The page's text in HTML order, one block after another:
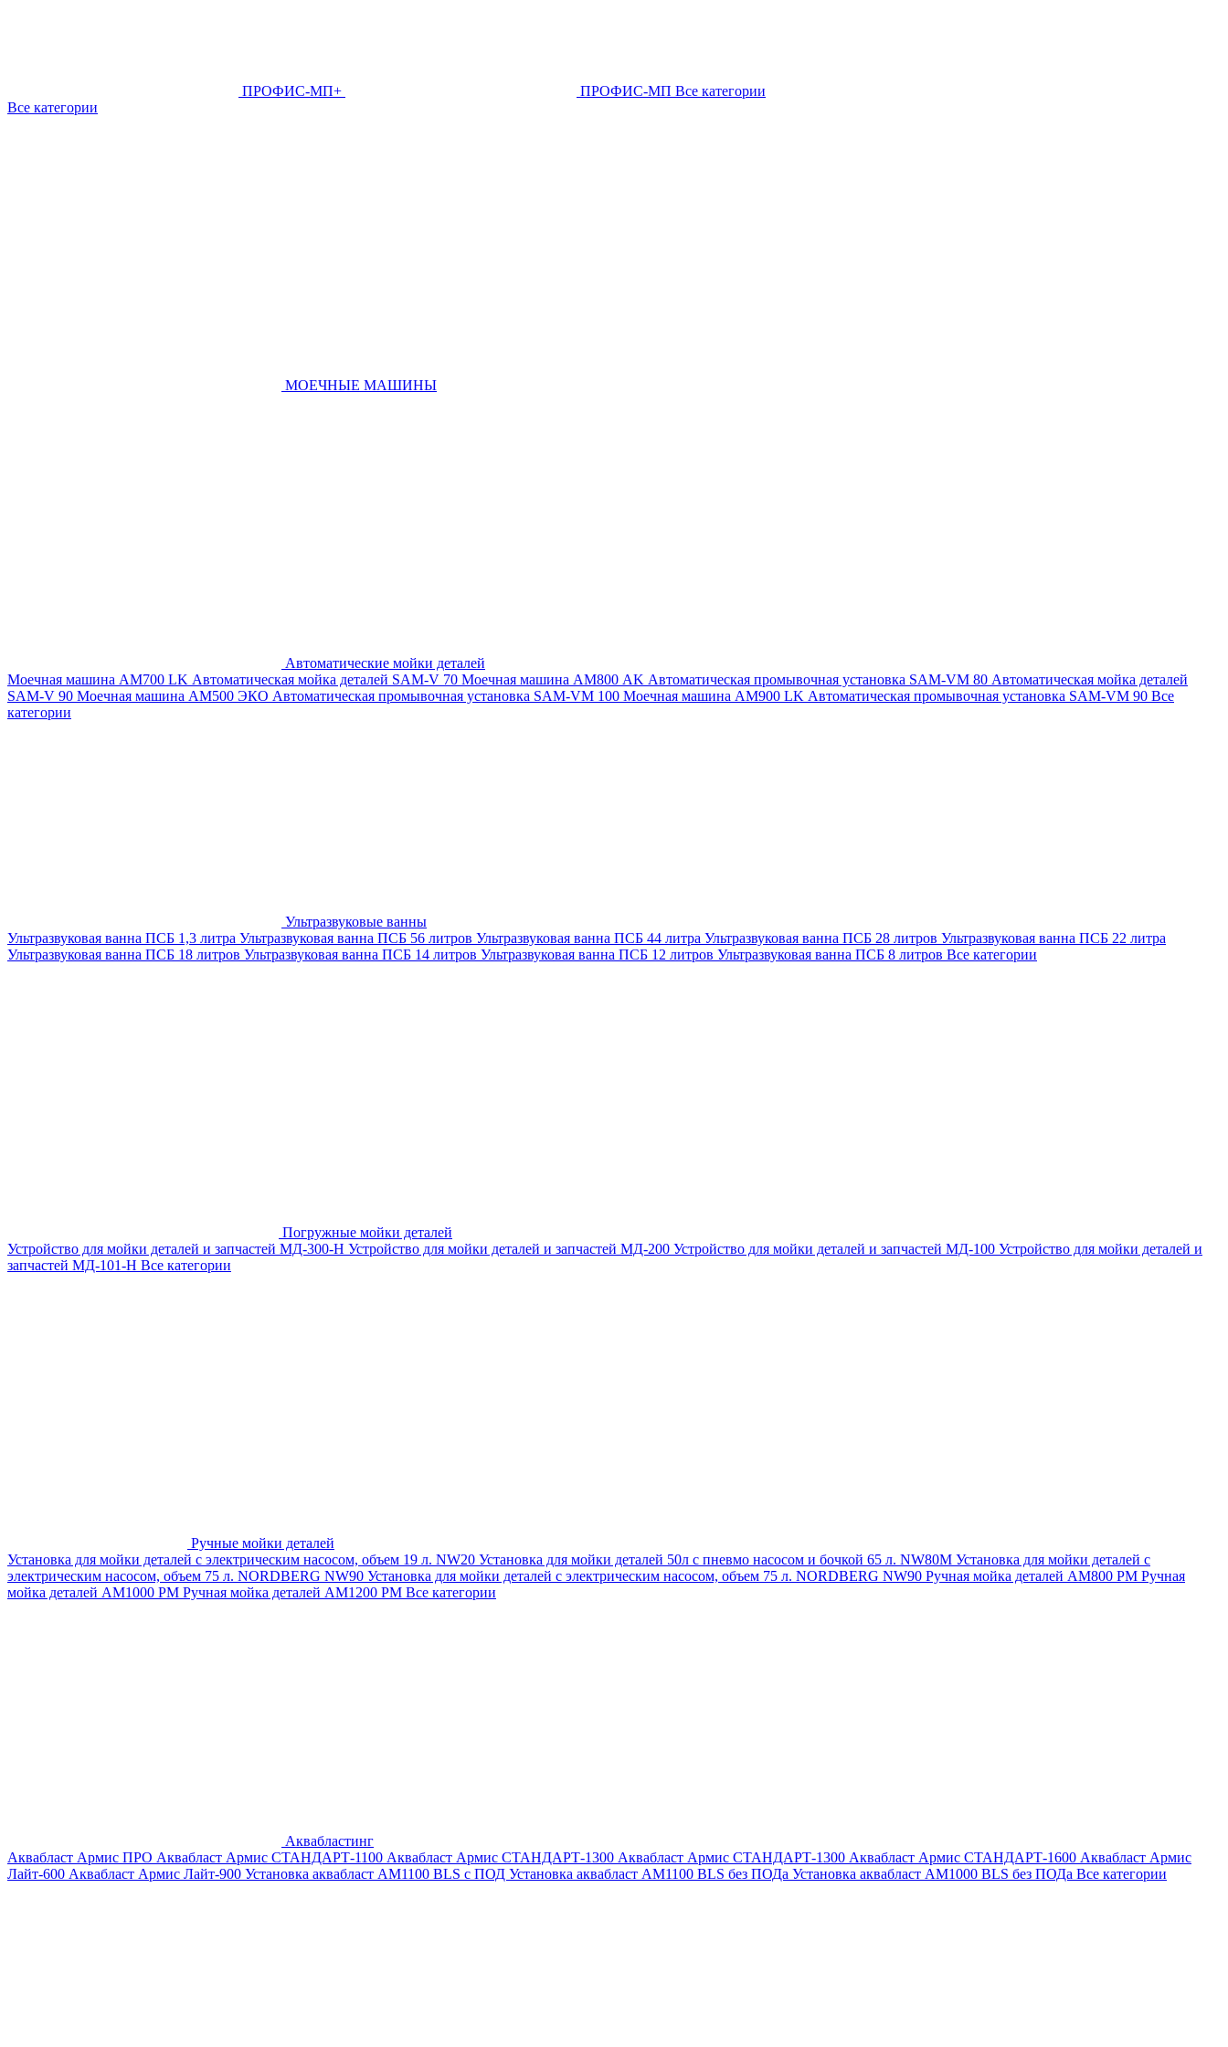
ПРОФИС-МП+ ПРОФИС-МП Все категории
Все категории
МОЕЧНЫЕ МАШИНЫ
Автоматические мойки деталей
Моечная машина AM700 LK Автоматическая мойка деталей SAM-V 70 Моечная машина АМ800 AK Автоматическая промывочная установка SAM-VM 80 Автоматическая мойка деталей
SAM-V 90 Моечная машина АМ500 ЭКО Автоматическая промывочная установка SAM-VM 100 Моечная машина AM900 LK Автоматическая промывочная установка SAM-VM 90 Все
категории
Ультразвуковые ванны
Ультразвуковая ванна ПСБ 1,3 литра Ультразвуковая ванна ПСБ 56 литров Ультразвуковая ванна ПСБ 44 литра Ультразвуковая ванна ПСБ 28 литров Ультразвуковая ванна ПСБ 22 литра
Ультразвуковая ванна ПСБ 18 литров Ультразвуковая ванна ПСБ 14 литров Ультразвуковая ванна ПСБ 12 литров Ультразвуковая ванна ПСБ 8 литров Все категории
Погружные мойки деталей
Устройство для мойки деталей и запчастей МД-300-H Устройство для мойки деталей и запчастей МД-200 Устройство для мойки деталей и запчастей МД-100 Устройство для мойки деталей и
запчастей МД-101-Н Все категории
Ручные мойки деталей
Установка для мойки деталей с электрическим насосом, объем 19 л. NW20 Установка для мойки деталей 50л с пневмо насосом и бочкой 65 л. NW80M Установка для мойки деталей с
электрическим насосом, объем 75 л. NORDBERG NW90 Установка для мойки деталей с электрическим насосом, объем 75 л. NORDBERG NW90 Ручная мойка деталей АМ800 РМ Ручная
мойка деталей АМ1000 РМ Ручная мойка деталей АМ1200 РМ Все категории
Аквабластинг
Аквабласт Армис ПРО Аквабласт Армис СТАНДАРТ-1100 Аквабласт Армис СТАНДАРТ-1300 Аквабласт Армис СТАНДАРТ-1300 Аквабласт Армис СТАНДАРТ-1600 Аквабласт Армис
Лайт-600 Аквабласт Армис Лайт-900 Установка аквабласт AM1100 BLS с ПОД Установка аквабласт AM1100 BLS без ПОДа Установка аквабласт AM1000 BLS без ПОДа Все категории